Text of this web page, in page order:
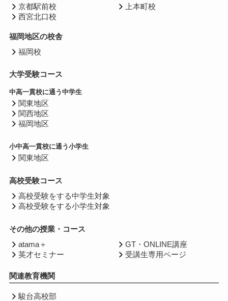
京都駅前校
西宮北口校
上本町校
福岡地区の校舎
福岡校
大学受験コース
中高一貫校に通う中学生
関東地区
関西地区
福岡地区
小中高一貫校に通う小学生
関東地区
高校受験コース
高校受験をする中学生対象
高校受験をする小学生対象
その他の授業・コース
atama＋
英才セミナー
GT・ONLINE講座
受講生専用ページ
関連教育機関
駿台高校部